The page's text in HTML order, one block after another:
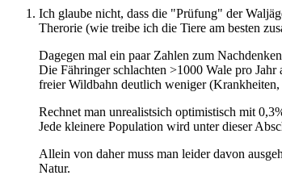
Ich glaube nicht, dass die "Prüfung" der
Therorie (wie treibe ich die Tiere am besten
Dagegen mal ein paar Zahlen zum
Die Fähringer schlachten >1000 Wale pro
freier Wildbahn deutlich weniger
Rechnet man unrealistsich optimistisch mit
Jede kleinere Population wird unter dieser
Allein von daher muss man leider davon
Natur.